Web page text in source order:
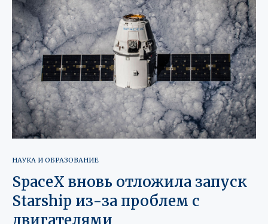
НАУКА И ОБРАЗОВАНИЕ
SpaceX вновь отложила запуск
Starship из-за проблем с
двигателями